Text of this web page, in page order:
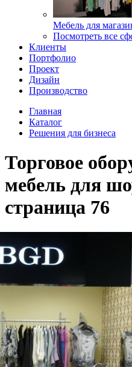
Мебель для
Посмотреть все
Клиенты
Портфолио
Проект
Дизайн
Производство
Главная
Каталог
Решения для бизнеса
Торговое
мебель для
страница 76